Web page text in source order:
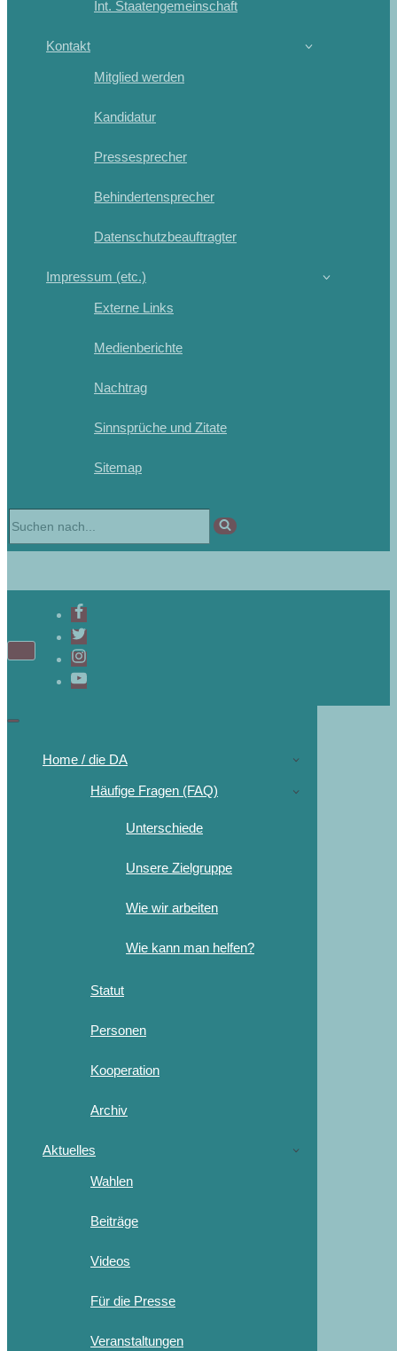
Int. Staatengemeinschaft
Kontakt
Mitglied werden
Kandidatur
Pressesprecher
Behindertensprecher
Datenschutzbeauftragter
Impressum (etc.)
Externe Links
Medienberichte
Nachtrag
Sinnsprüche und Zitate
Sitemap
Navigations-
Navigations-
Home / die DA
Häufige Fragen (FAQ)
Unterschiede
Unsere Zielgruppe
Wie wir arbeiten
Wie kann man helfen?
Statut
Personen
Kooperation
Archiv
Aktuelles
Wahlen
Beiträge
Videos
Für die Presse
Veranstaltungen